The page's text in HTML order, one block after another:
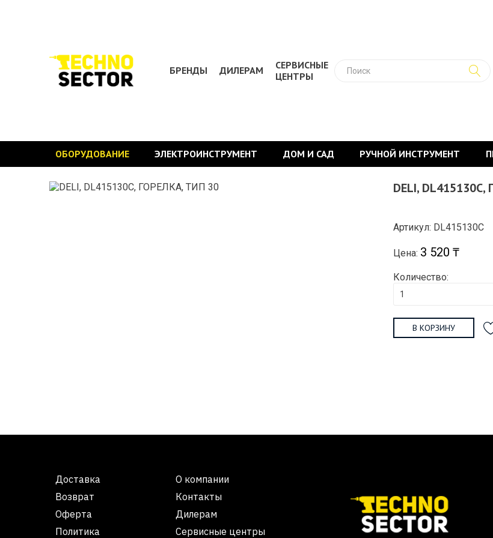
БРЕНДЫ ДИЛЕРАМ
СЕРВИСНЫЕ
ЦЕНТРЫ
ОБОРУДОВАНИЕ ЭЛЕКТРОИНСТРУМЕНТ ДОМ И САД РУЧНОЙ ИНСТРУМЕНТ
Главная > Оборудование > Газосварочное оборудование > DELI, DL415130C, ГОРЕЛКА, ТИП 30
DELI,
Артикул: DL415130C
Цена: 3 520 ₸
Количество:
В КОРЗИНУ
Доставка
О компании
Возврат
Контакты
Оферта
Дилерам
Политика
Сервисные центры